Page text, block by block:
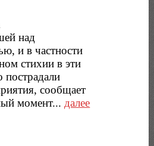
над
и в частности
стихии в эти
сообщает
момент... далее